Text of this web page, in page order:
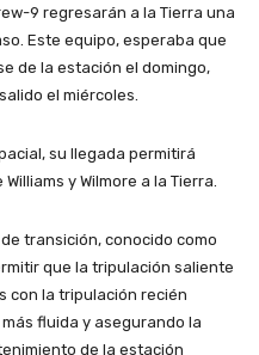
9 regresarán a la Tierra una
Este equipo, esperaba que
de la estación el domingo,
el miércoles.
su llegada permitirá
y Wilmore a la Tierra.
transición, conocido como
que la tripulación saliente
con la tripulación recién
fluida y asegurando la
de la estación